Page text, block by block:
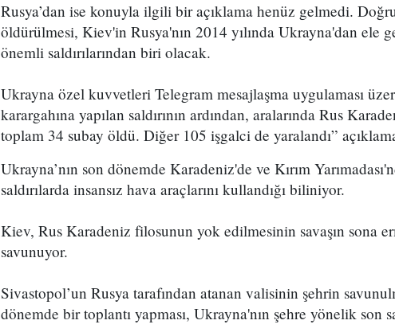
Rusya’dan ise konuyla ilgili bir açıklama henüz gelmedi.
öldürülmesi, Kiev'in Rusya'nın 2014 yılında Ukrayna'dan ele
önemli saldırılarından biri olacak.
Ukrayna özel kuvvetleri Telegram mesajlaşma uygulaması
karargahına yapılan saldırının ardından, aralarında Rus
toplam 34 subay öldü. Diğer 105 işgalci de yaralandı”
Ukrayna’nın son dönemde Karadeniz'de ve Kırım
saldırılarda insansız hava araçlarını kullandığı biliniyor.
Kiev, Rus Karadeniz filosunun yok edilmesinin savaşın sona
savunuyor.
Sivastopol’un Rusya tarafından atanan valisinin şehrin
dönemde bir toplantı yapması, Ukrayna'nın şehre yönelik son